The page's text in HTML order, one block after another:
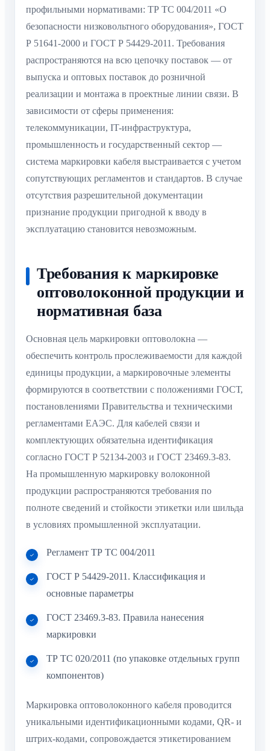
профильными нормативами: ТР ТС 004/2011 «О
безопасности низковольтного оборудования», ГОСТ
Р 51641-2000 и ГОСТ Р 54429-2011. Требования
распространяются на всю цепочку поставок — от
выпуска и оптовых поставок до розничной
реализации и монтажа в проектные линии связи. В
зависимости от сферы применения:
телекоммуникации, IT-инфраструктура,
промышленность и государственный сектор —
система маркировки кабеля выстраивается с учетом
сопутствующих регламентов и стандартов. В случае
отсутствия разрешительной документации
признание продукции пригодной к вводу в
эксплуатацию становится невозможным.
Требования к маркировке
оптоволоконной продукции и
нормативная база
Основная цель маркировки оптоволокна —
обеспечить контроль прослеживаемости для каждой
единицы продукции, а маркировочные элементы
формируются в соответствии с положениями ГОСТ,
постановлениями Правительства и техническими
регламентами ЕАЭС. Для кабелей связи и
комплектующих обязательна идентификация
согласно ГОСТ Р 52134-2003 и ГОСТ 23469.3-83.
На промышленную маркировку волоконной
продукции распространяются требования по
полноте сведений и стойкости этикетки или шильда
в условиях промышленной эксплуатации.
Регламент ТР ТС 004/2011
ГОСТ Р 54429-2011. Классификация и
основные параметры
ГОСТ 23469.3-83. Правила нанесения
маркировки
ТР ТС 020/2011 (по упаковке отдельных групп
компонентов)
Маркировка оптоволоконного кабеля проводится
уникальными идентификационными кодами, QR- и
штрих-кодами, сопровождается этикетированием